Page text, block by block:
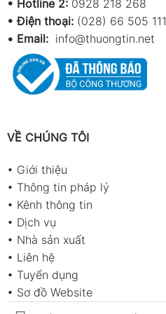
• Hotline 2: 0928 218 268
• Điện thoại: (028) 66 505 111
• Email: info@thuongtin.net
VỀ CHÚNG TÔI
• Giới thiệu
• Thông tin pháp lý
• Kênh thông tin
• Dịch vụ
• Nhà sản xuất
• Liên hệ
• Tuyển dụng
• Sơ đồ Website